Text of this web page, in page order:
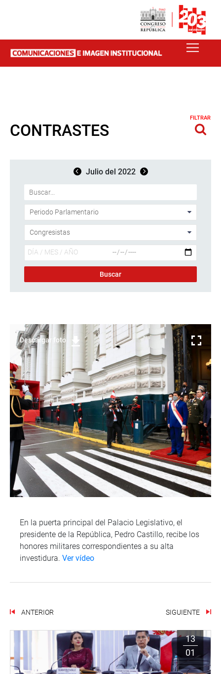
CONTRASTES
FILTRAR
Julio del 2022
Descargar foto
En la puerta principal del Palacio Legislativo, el
presidente de la República, Pedro Castillo, recibe los
honores militares correspondientes a su alta
investidura. Ver vídeo
ANTERIOR SIGUIENTE
13
01